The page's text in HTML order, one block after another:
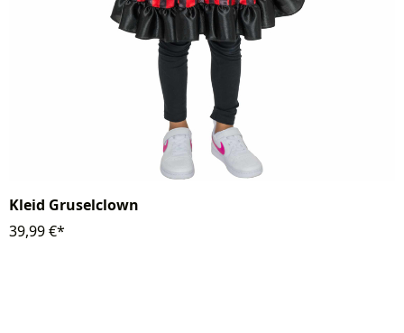
Kleid Gruselclown
39,99 €*